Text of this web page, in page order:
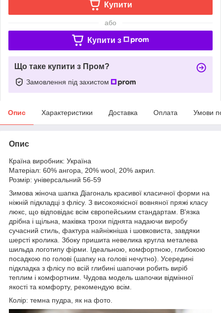
Купити
або
Купити з
Що таке купити з Пром?
Замовлення під захистом
Опис Характеристики Доставка Оплата Умови
Опис
Країна виробник: Україна
Матеріал: 60% ангора, 20% wool, 20% акрил.
Розмір: універсальний 56-59
Зимова жіноча шапка Діагональ красивої класичної форми на
ніжній підкладці з флісу. З високоякісної вовняної пряжі класу
люкс, що відповідає всім європейським стандартам. В'язка
дрібна і щільна, маківка трохи піднята надаючи виробу
сучасний стиль, фактура найніжніша і шовковиста, завдяки
шерсті кролика. Збоку пришита невелика кругла металева
шильда логотипу фірми. Ідеальною, комфортною, глибокою
посадкою по голові (шапку на голові нечутно). Усередині
підкладка з флісу по всій глибині шапочки робить виріб
теплим і комфортним. Чудова модель шапочки відмінної
якості та комфорту, рекомендую всім.
Колір: темна пудра, як на фото.